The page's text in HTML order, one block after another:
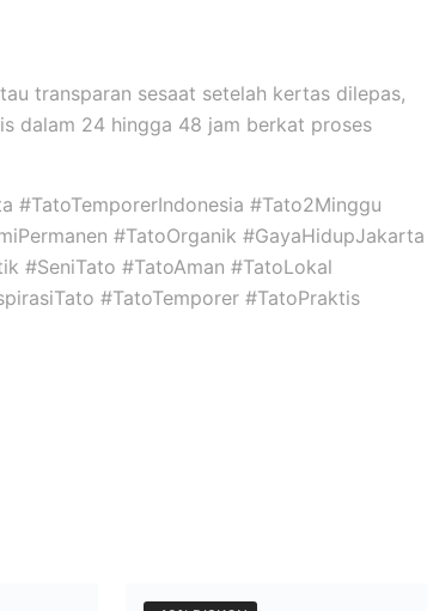
transparan sesaat setelah kertas dilepas,
dalam 24 hingga 48 jam berkat proses
#TatoTemporerIndonesia #Tato2Minggu
#TatoOrganik #GayaHidupJakarta
#SeniTato #TatoAman #TatoLokal
#TatoTemporer #TatoPraktis